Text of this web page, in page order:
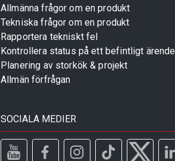
Allmänna frågor om en produkt
Tekniska frågor om en produkt
Rapportera tekniskt fel
Kontrollera status på ett befintligt ärende
Planering av storkök & projekt
Allmän förfrågan
SOCIALA MEDIER